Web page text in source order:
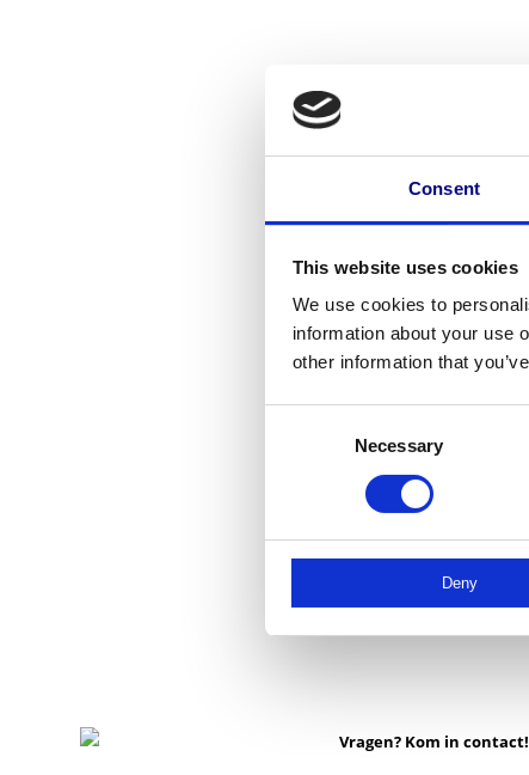
Consent
This website uses cookies
We use cookies to
information about your use
other information that
Necessary
Deny
Vragen? Kom in contact!